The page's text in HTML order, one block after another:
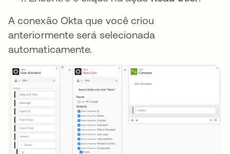
A conexão Okta que você criou
anteriormente será selecionada
automaticamente.